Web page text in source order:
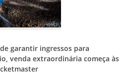
garantir ingressos para
venda extraordinária começa às